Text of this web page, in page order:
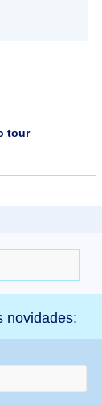
tour
novidades: